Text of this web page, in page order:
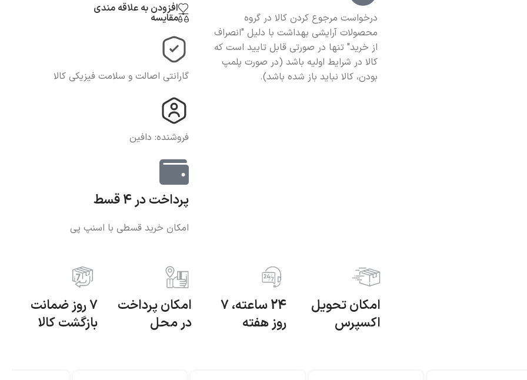
درخواست مرجوع کردن کالا در گروه
محصولات آرایشی بهداشت با دلیل "انصراف
از خرید" تنها در صورتی قابل تایید است که
کالا در شرایط اولیه باشد (در صورت پلمپ
بودن، کالا نباید باز شده باشد).
افزودن به علاقه مندی
مقایسه
گارانتی اصالت و سلامت فیزیکی کالا
فروشنده: دافین
پرداخت در 4 قسط
امکان خرید قسطی با اسنپ پی
امکان تحویل
اکسپرس
24 ساعته، 7
روز هفته
امکان پرداخت
در محل
7 روز ضمانت
بازگشت کالا